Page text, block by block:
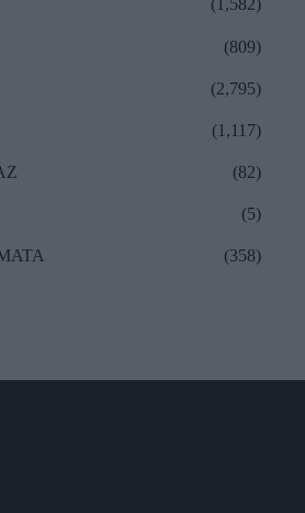
(1,582)
(809)
(2,795)
(1,117)
(82)
(5)
(358)